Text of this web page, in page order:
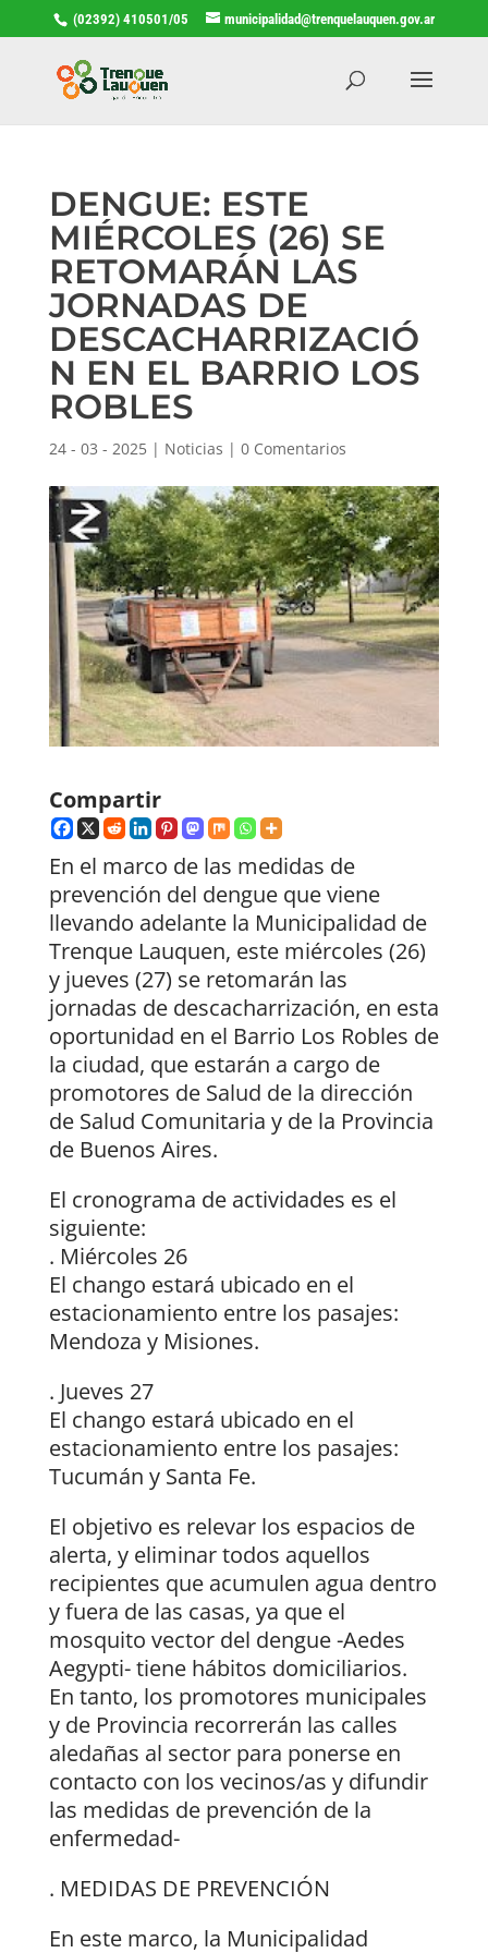
(02392) 410501/05 municipalidad@trenquelauquen.gov.ar
DENGUE: ESTE
MIÉRCOLES (26) SE
RETOMARÁN LAS
JORNADAS DE
DESCACHARRIZACIÓ
N EN EL BARRIO LOS
ROBLES
24 - 03 - 2025| Noticias | 0 Comentarios
Compartir
En el marco de las medidas de
prevención del dengue que viene
llevando adelante la Municipalidad de
Trenque Lauquen, este miércoles (26)
y jueves (27) se retomarán las
jornadas de descacharrización, en esta
oportunidad en el Barrio Los Robles de
la ciudad, que estarán a cargo de
promotores de Salud de la dirección
de Salud Comunitaria y de la Provincia
de Buenos Aires.
El cronograma de actividades es el
siguiente:
. Miércoles 26
El chango estará ubicado en el
estacionamiento entre los pasajes:
Mendoza y Misiones.
. Jueves 27
El chango estará ubicado en el
estacionamiento entre los pasajes:
Tucumán y Santa Fe.
El objetivo es relevar los espacios de
alerta, y eliminar todos aquellos
recipientes que acumulen agua dentro
y fuera de las casas, ya que el
mosquito vector del dengue -Aedes
Aegypti- tiene hábitos domiciliarios.
En tanto, los promotores municipales
y de Provincia recorrerán las calles
aledañas al sector para ponerse en
contacto con los vecinos/as y difundir
las medidas de prevención de la
enfermedad-
. MEDIDAS DE PREVENCIÓN
En este marco, la Municipalidad